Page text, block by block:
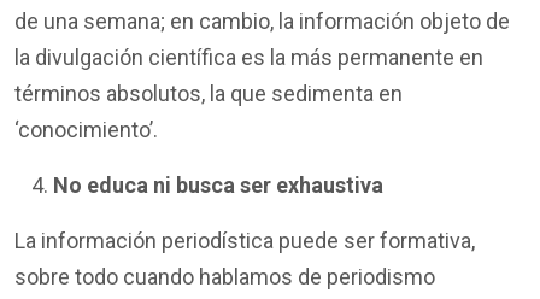
de una semana; en cambio, la información objeto de
la divulgación científica es la más permanente en
términos absolutos, la que sedimenta en
‘conocimiento’.
No educa ni busca ser exhaustiva
La información periodística puede ser formativa,
sobre todo cuando hablamos de periodismo